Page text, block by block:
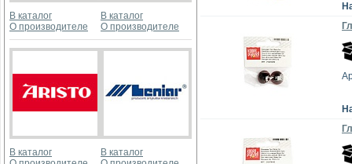
В каталог
О производителе
В каталог
О производителе
В каталог
В каталог